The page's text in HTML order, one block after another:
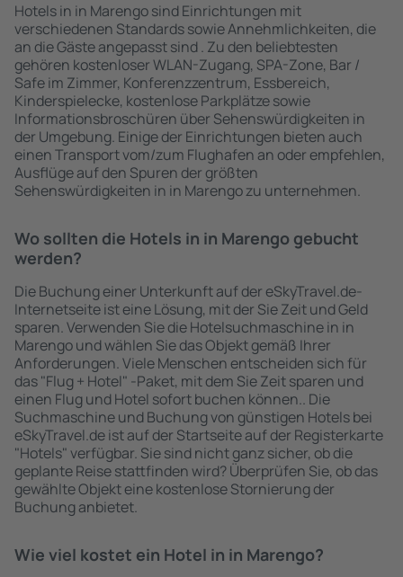
Hotels in in Marengo sind Einrichtungen mit
verschiedenen Standards sowie Annehmlichkeiten, die
an die Gäste angepasst sind . Zu den beliebtesten
gehören kostenloser WLAN-Zugang, SPA-Zone, Bar /
Safe im Zimmer, Konferenzzentrum, Essbereich,
Kinderspielecke, kostenlose Parkplätze sowie
Informationsbroschüren über Sehenswürdigkeiten in
der Umgebung. Einige der Einrichtungen bieten auch
einen Transport vom/zum Flughafen an oder empfehlen,
Ausflüge auf den Spuren der größten
Sehenswürdigkeiten in in Marengo zu unternehmen.
Wo sollten die Hotels in in Marengo gebucht
werden?
Die Buchung einer Unterkunft auf der eSkyTravel.de-
Internetseite ist eine Lösung, mit der Sie Zeit und Geld
sparen. Verwenden Sie die Hotelsuchmaschine in in
Marengo und wählen Sie das Objekt gemäß Ihrer
Anforderungen. Viele Menschen entscheiden sich für
das "Flug + Hotel" -Paket, mit dem Sie Zeit sparen und
einen Flug und Hotel sofort buchen können.. Die
Suchmaschine und Buchung von günstigen Hotels bei
eSkyTravel.de ist auf der Startseite auf der Registerkarte
"Hotels" verfügbar. Sie sind nicht ganz sicher, ob die
geplante Reise stattfinden wird? Überprüfen Sie, ob das
gewählte Objekt eine kostenlose Stornierung der
Buchung anbietet.
Wie viel kostet ein Hotel in in Marengo?